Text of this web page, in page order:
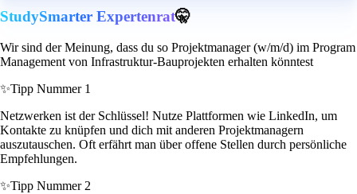
StudySmarter Expertenrat🤫
Wir sind der Meinung, dass du so Projektmanager (w/m/d) im Program
Management von Infrastruktur-Bauprojekten erhalten könntest
✨Tipp Nummer 1
Netzwerken ist der Schlüssel! Nutze Plattformen wie LinkedIn, um
Kontakte zu knüpfen und dich mit anderen Projektmanagern
auszutauschen. Oft erfährt man über offene Stellen durch persönliche
Empfehlungen.
✨Tipp Nummer 2